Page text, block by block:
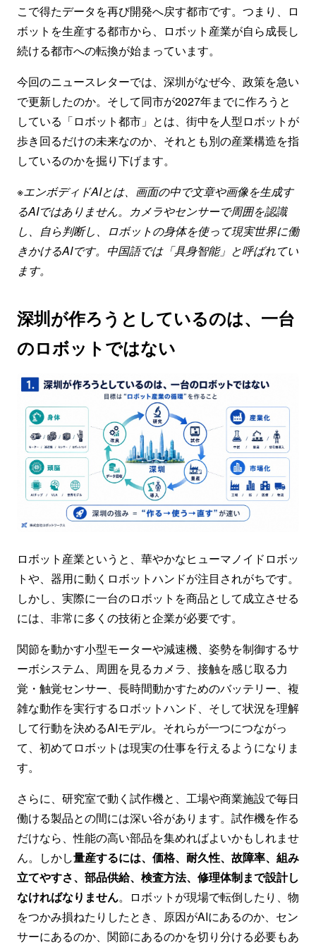
こで得たデータを再び開発へ戻す都市です。つまり、ロ
ボットを生産する都市から、ロボット産業が自ら成長し
続ける都市への転換が始まっています。
今回のニュースレターでは、深圳がなぜ今、政策を急い
で更新したのか。そして同市が2027年までに作ろうと
している「ロボット都市」とは、街中を人型ロボットが
歩き回るだけの未来なのか、それとも別の産業構造を指
しているのかを掘り下げます。
※エンボディドAIとは、画面の中で文章や画像を生成す
るAIではありません。カメラやセンサーで周囲を認識
し、自ら判断し、ロボットの身体を使って現実世界に働
きかけるAIです。中国語では「具身智能」と呼ばれてい
ます。
深圳が作ろうとしているのは、一台
のロボットではない
ロボット産業というと、華やかなヒューマノイドロボッ
トや、器用に動くロボットハンドが注目されがちです。
しかし、実際に一台のロボットを商品として成立させる
には、非常に多くの技術と企業が必要です。
関節を動かす小型モーターや減速機、姿勢を制御するサ
ーボシステム、周囲を見るカメラ、接触を感じ取る力
覚・触覚センサー、長時間動かすためのバッテリー、複
雑な動作を実行するロボットハンド、そして状況を理解
して行動を決めるAIモデル。それらが一つにつながっ
て、初めてロボットは現実の仕事を行えるようになりま
す。
さらに、研究室で動く試作機と、工場や商業施設で毎日
働ける製品との間には深い谷があります。試作機を作る
だけなら、性能の高い部品を集めればよいかもしれませ
ん。しかし量産するには、価格、耐久性、故障率、組み
立てやすさ、部品供給、検査方法、修理体制まで設計し
なければなりません。ロボットが現場で転倒したり、物
をつかみ損ねたりしたとき、原因がAIにあるのか、セン
サーにあるのか、関節にあるのかを切り分ける必要もあ